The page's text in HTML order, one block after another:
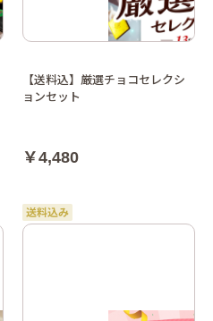
【送料込】厳選チョコセレクシ
ョンセット
￥4,480